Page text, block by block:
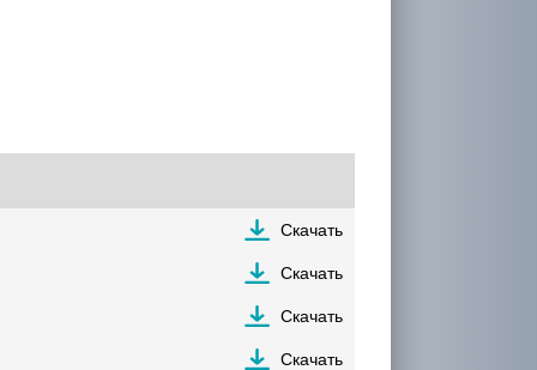
Скачать
Скачать
Скачать
Скачать